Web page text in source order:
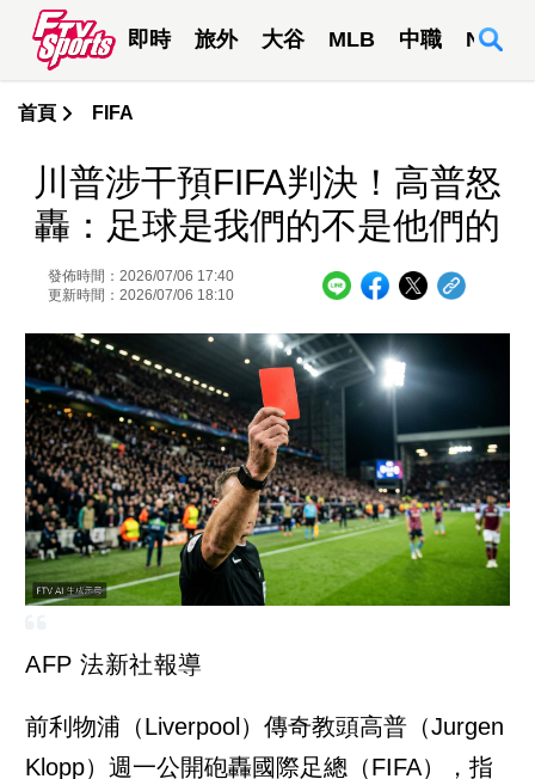
即時 旅外 大谷 MLB 中職 NBA
首頁 FIFA
川普涉干預FIFA判決！高普怒
轟：足球是我們的不是他們的
發佈時間：2026/07/06 17:40
更新時間：2026/07/06 18:10
AFP 法新社報導
前利物浦（Liverpool）傳奇教頭高普（Jurgen
Klopp）週一公開砲轟國際足總（FIFA），指